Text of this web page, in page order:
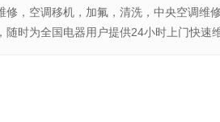
修，空调移机，加氟，清洗，中央空调维
随时为全国电器用户提供24小时上门快速